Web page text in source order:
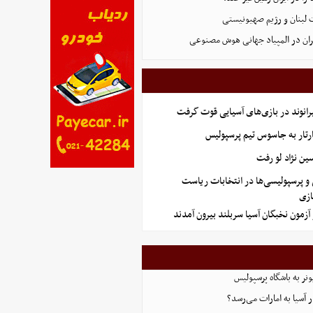
لبنان و رژیم صهیونیستی
در المپیاد جهانی هوش مصنوعی
در بازی‌های آسیایی قوت گرفت
به جاسوس تیم پرسپولیس
نژاد لو رفت
پرسپولیسی‌ها در انتخابات ریاست
به باشگاه پرسپولیس
آسیا به امارات می‌رسد؟